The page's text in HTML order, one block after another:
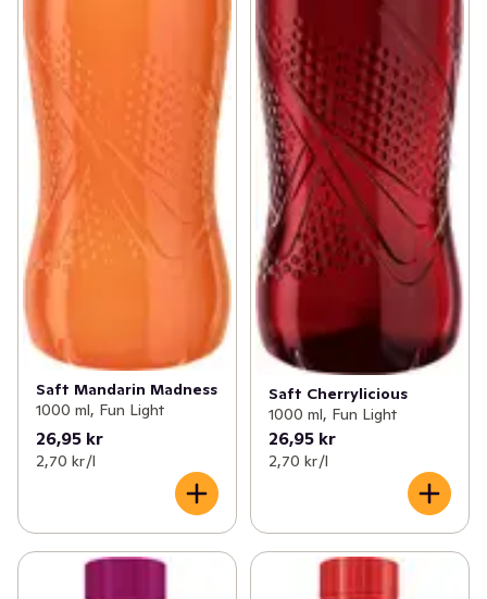
Saft Mandarin Madness
1000 ml, Fun Light
26,95 kr
2,70 kr /l
Saft Cherrylicious
1000 ml, Fun Light
26,95 kr
2,70 kr /l